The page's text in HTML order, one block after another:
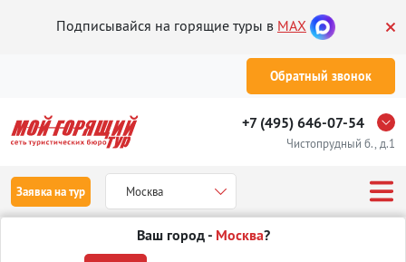
Подписывайся на горящие туры в MAX
Обратный звонок
+7 (495) 646-07-54
Чистопрудный б., д.1
Заявка на тур Москва
Ваш город - Москва?
Поиск попутчиков из Самары в Черногорию